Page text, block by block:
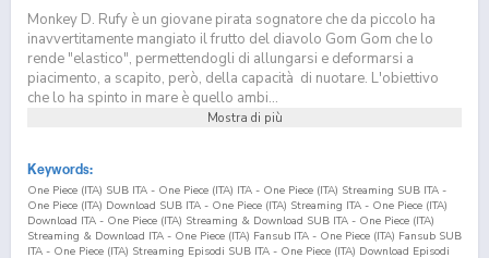
Monkey D. Rufy è un giovane pirata sognatore che da piccolo ha
inavvertitamente mangiato il frutto del diavolo Gom Gom che lo
rende "elastico", permettendogli di allungarsi e deformarsi a
piacimento, a scapito, però, della capacità di nuotare. L'obiettivo
che lo ha spinto in mare è quello ambi...
Mostra di più
Keywords:
One Piece (ITA) SUB ITA - One Piece (ITA) ITA - One Piece (ITA) Streaming SUB ITA -
One Piece (ITA) Download SUB ITA - One Piece (ITA) Streaming ITA - One Piece (ITA)
Download ITA - One Piece (ITA) Streaming & Download SUB ITA - One Piece (ITA)
Streaming & Download ITA - One Piece (ITA) Fansub ITA - One Piece (ITA) Fansub SUB
ITA - One Piece (ITA) Streaming Episodi SUB ITA - One Piece (ITA) Download Episodi